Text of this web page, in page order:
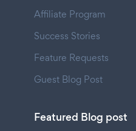
Affiliate Program
Success Stories
Feature Requests
Guest Blog Post
Featured Blog post